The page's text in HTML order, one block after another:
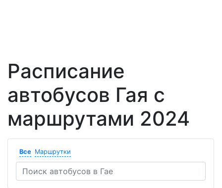
Расписание
автобусов Гая с
маршрутами 2024
Все Маршрутки